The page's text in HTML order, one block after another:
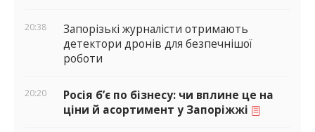
20:38
Запорізькі журналісти отримають
детектори дронів для безпечнішої
роботи
20:20
Росія б’є по бізнесу: чи вплине це на
ціни й асортимент у Запоріжжі